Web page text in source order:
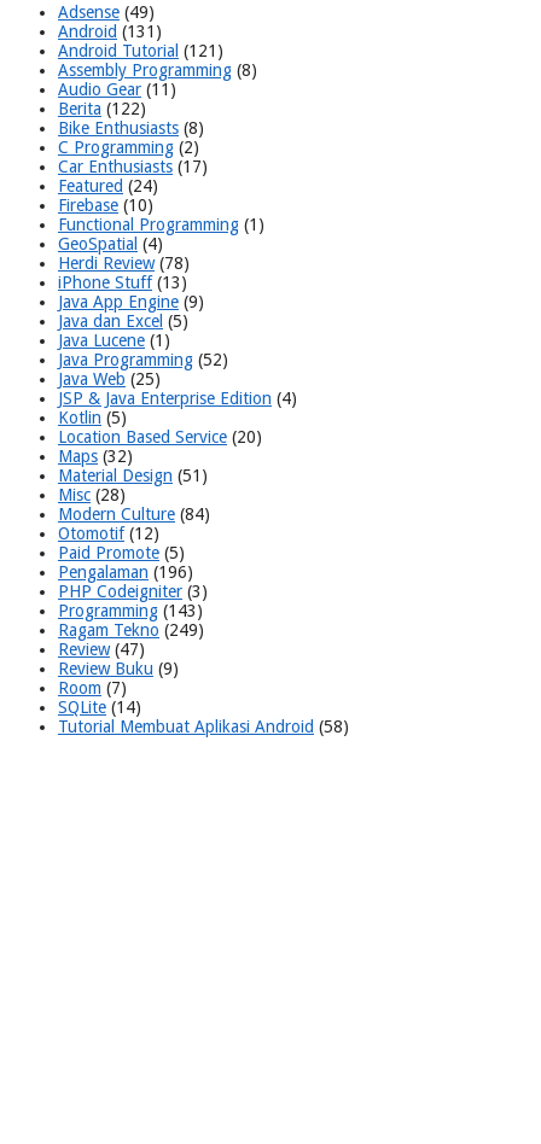
Adsense (49)
Android (131)
Android Tutorial (121)
Assembly Programming (8)
Audio Gear (11)
Berita (122)
Bike Enthusiasts (8)
C Programming (2)
Car Enthusiasts (17)
Featured (24)
Firebase (10)
Functional Programming (1)
GeoSpatial (4)
Herdi Review(78)
iPhone Stuff(13)
Java App Engine (9)
Java dan Excel (5)
Java Lucene (1)
Java Programming (52)
Java Web (25)
JSP & Java Enterprise Edition (4)
Kotlin (5)
Location Based Service (20)
Maps (32)
Material Design (51)
Misc (28)
Modern Culture (84)
Otomotif(12)
Paid Promote (5)
Pengalaman (196)
PHP Codeigniter (3)
Programming (143)
Ragam Tekno (249)
Review(47)
Review Buku (9)
Room (7)
SQLite (14)
Tutorial Membuat Aplikasi Android (58)